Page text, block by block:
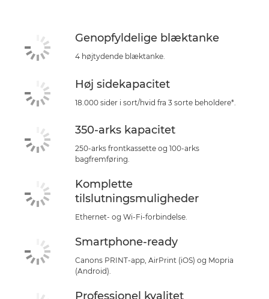
KØB BLÆK
Genopfyldelige blæktanke
4 højtydende blæktanke.
Høj sidekapacitet
18.000 sider i sort/hvid fra 3 sorte beholdere*.
350-arks kapacitet
250-arks frontkassette og 100-arks
bagfremføring.
Komplette
tilslutningsmuligheder
Ethernet- og Wi-Fi-forbindelse.
Smartphone-ready
Canons PRINT-app, AirPrint (iOS) og Mopria
(Android).
Professionel kvalitet